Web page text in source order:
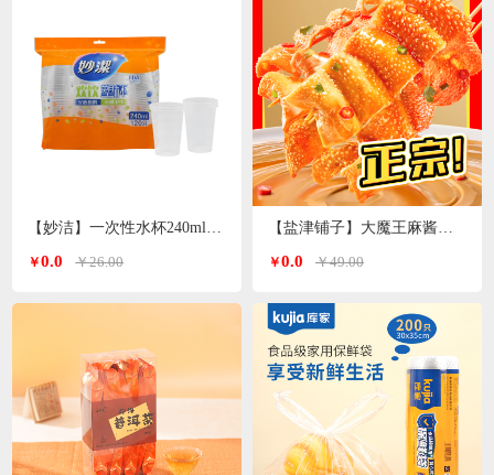
【妙洁】一次性水杯240ml 120只装
￥0.0 ￥26.00
【盐津铺子】大魔王麻酱素毛肚200g*3袋（香辣麻酱味）
￥0.0 ￥49.00